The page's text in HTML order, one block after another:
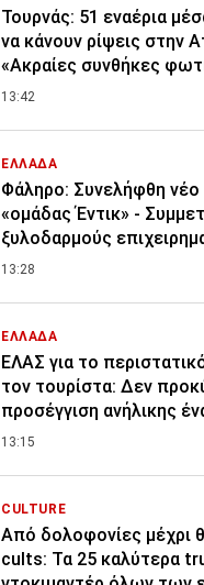
Τουρνάς: 51 εναέρια
να κάνουν ρίψεις στην
«Ακραίες συνθήκες
13:42
ΕΛΛΑΔΑ
Φάληρο: Συνελήφθη νέο
«ομάδας Έντικ» -
ξυλοδαρμούς
13:28
ΕΛΛΑΔΑ
ΕΛΑΣ για το
τον τουρίστα: Δεν
προσέγγιση ανήλικης
13:15
CULTURE
Από δολοφονίες μέχρι
cults: Τα 25 καλύτερα